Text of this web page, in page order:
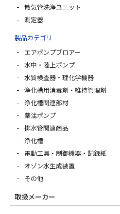
散気管洗浄ユニット
測定器
製品カテゴリ
エアポンプブロアー
水中・陸上ポンプ
水質検査器・理化学機器
浄化槽用消毒剤・維持管理剤
浄化槽関連部材
薬注ポンプ
排水管関連商品
浄化槽
電動工具・制御機器・記録紙
オゾン水生成装置
その他
取扱メーカー